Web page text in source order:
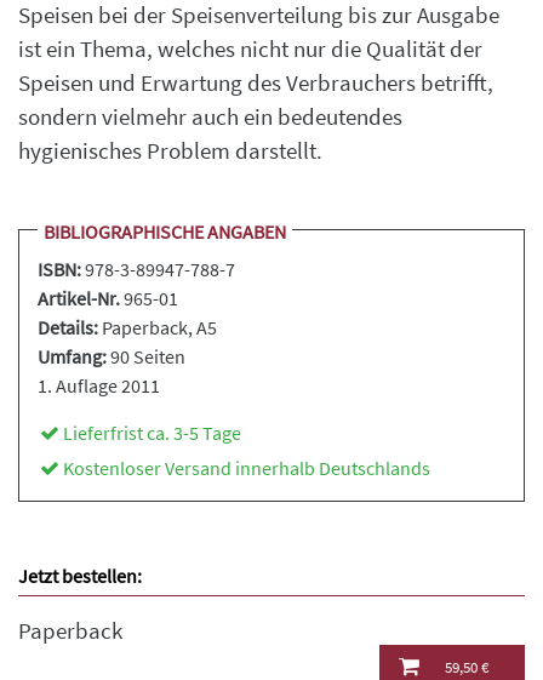
Speisen bei der Speisenverteilung bis zur Ausgabe
ist ein Thema, welches nicht nur die Qualität der
Speisen und Erwartung des Verbrauchers betrifft,
sondern vielmehr auch ein bedeutendes
hygienisches Problem darstellt.
BIBLIOGRAPHISCHE ANGABEN
ISBN:978-3-89947-788-7
Artikel-Nr.965-01
Details: Paperback, A5
Umfang:90 Seiten
1. Auflage 2011
Lieferfrist ca. 3-5 Tage
Kostenloser Versand innerhalb Deutschlands
Jetzt bestellen:
Paperback
59,50 €